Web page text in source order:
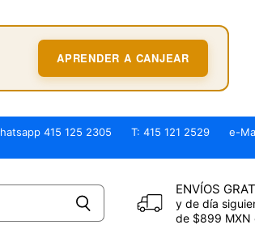
APRENDER A CANJEAR
415 125 2305 T: 415 121 2529
e-
ENVÍOS
y de día
de $899 MXN